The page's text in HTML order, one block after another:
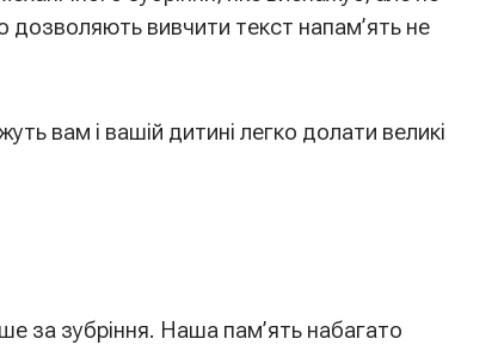
дозволяють вивчити текст напам’ять не
вам і вашій дитині легко долати великі
за зубріння. Наша пам’ять набагато